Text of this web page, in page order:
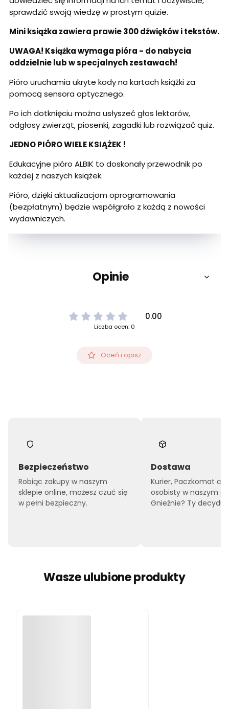
sprawdzić swoją wiedzę w prostym quizie.
Mini książka zawiera prawie 300 dźwięków i tekstów.
UWAGA! Książka wymaga pióra - do nabycia
oddzielnie lub w specjalnych zestawach!
Pióro uruchamia ukryte kody na kartach książki za
pomocą sensora optycznego.
Po ich dotknięciu można usłyszeć głos lektorów,
odgłosy zwierząt, piosenki, zagadki lub rozwiązać quiz.
JEDNO PIÓRO WIELE KSIĄŻEK !
Edukacyjne pióro ALBIK to doskonały przewodnik po
każdej z naszych książek.
Pióro, dzięki aktualizacjom oprogramowania
(bezpłatnym) będzie współgrało z każdą z nowości
wydawniczych.
Opinie
0.00
Liczba ocen: 0
Oceń i opisz
Bezpieczeństwo
Robiąc zakupy w naszym
sklepie online, możesz czuć się
w pełni bezpieczny.
Dostawa
Kurier, Paczkomat
osobisty w naszym
Gnieźnie? Ty
Wasze ulubione produkty